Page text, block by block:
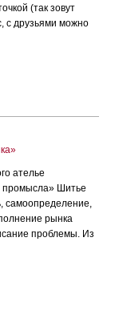
(так зовут
с друзьями можно
ателье
промысла» Шитье
самоопределение,
рынка
проблемы. Из